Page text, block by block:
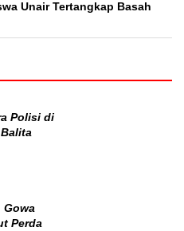
Unair Tertangkap Basah
Polisi di
Gowa
Perda